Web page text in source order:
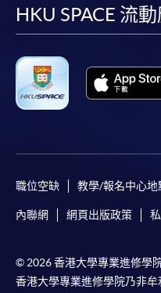
HKU SPACE 流
職位空缺 教學/報名中心地
內聯網 網頁出版政策
© 2026 香港大學專業進修學
香港大學專業進修學院乃非牟